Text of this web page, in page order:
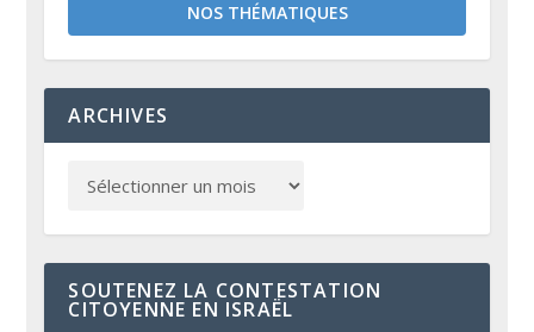
NOS THÉMATIQUES
ARCHIVES
SOUTENEZ LA CONTESTATION
CITOYENNE EN ISRAËL